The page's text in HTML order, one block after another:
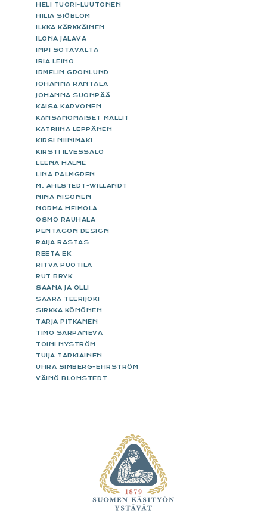
HELI TUORI-LUUTONEN
HILJA SJÖBLOM
ILKKA KÄRKKÄINEN
ILONA JALAVA
IMPI SOTAVALTA
IRIA LEINO
IRMELIN GRÖNLUND
JOHANNA RANTALA
JOHANNA SUONPÄÄ
KAISA KARVONEN
KANSANOMAISET MALLIT
KATRIINA LEPPÄNEN
KIRSI NIINIMÄKI
KIRSTI ILVESSALO
LEENA HALME
LINA PALMGREN
M. AHLSTEDT-WILLANDT
NINA NISONEN
NORMA HEIMOLA
OSMO RAUHALA
PENTAGON DESIGN
RAIJA RASTAS
REETA EK
RITVA PUOTILA
RUT BRYK
SAANA JA OLLI
SAARA TEERIJOKI
SIRKKA KÖNÖNEN
TARJA PITKÄNEN
TIMO SARPANEVA
TOINI NYSTRÖM
TUIJA TARKIAINEN
UHRA SIMBERG-EHRSTRÖM
VÄINÖ BLOMSTEDT